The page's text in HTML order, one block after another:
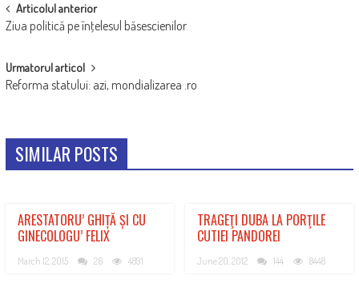
POST
NAVIGATION
Articolul anterior
Ziua politică pe înţelesul băsescienilor
Urmatorul articol
Reforma statului: azi, mondializarea .ro
SIMILAR POSTS
ARESTATORU’ GHIȚĂ ȘI CU
GINECOLOGU’ FELIX
March 12, 2015 26 4891
TRAGEŢI DUBA LA PORŢILE
CUTIEI PANDOREI
June 20, 2012 144 8448